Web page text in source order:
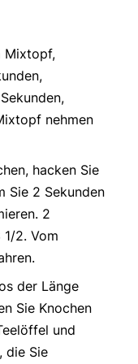
Mixtopf,
nehmen
hacken Sie
Sie 2 Sekunden
2
2. Vom
der Länge
Sie Knochen
und
die Sie